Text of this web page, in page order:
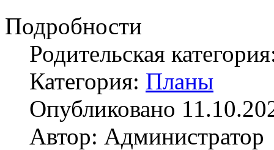
Подробности
Родительская
Категория: Планы
Опубликовано
Автор: Администратор